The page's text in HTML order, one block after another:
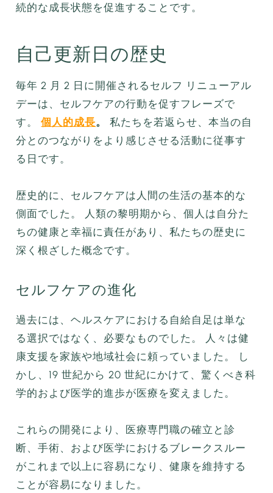
続的な成長状態を促進することです。
自己更新日の歴史
毎年 2 月 2 日に開催されるセルフ リニューアル
デーは、セルフケアの行動を促すフレーズで
す。
個人的成長。
私たちを若返らせ、本当の自
分とのつながりをより感じさせる活動に従事す
る日です。
歴史的に、セルフケアは人間の生活の基本的な
側面でした。 人類の黎明期から、個人は自分た
ちの健康と幸福に責任があり、私たちの歴史に
深く根ざした概念です。
セルフケアの進化
過去には、ヘルスケアにおける自給自足は単な
る選択ではなく、必要なものでした。 人々は健
康支援を家族や地域社会に頼っていました。 し
かし、19 世紀から 20 世紀にかけて、驚くべき科
学的および医学的進歩が医療を変えました。
これらの開発により、医療専門職の確立と診
断、手術、および医学におけるブレークスルー
がこれまで以上に容易になり、健康を維持する
ことが容易になりました。